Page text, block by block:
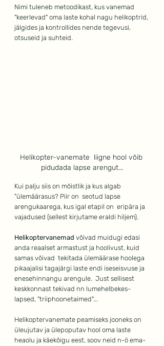
Nimi tuleneb metoodikast, kus vanemad
"keerlevad" oma laste kohal nagu helikoptrid,
jälgides ja kontrollides nende tegevusi,
otsuseid ja suhteid.
Helikopter-vanemate  liigne hool võib
pidudada lapse arengut...
Kui palju siis on mõistlik ja kus algab
"ülemäärasus? Piir on  seotud lapse
arengukaarega, kus igal etapil on  eripära ja
vajadused (sellest kirjutame eraldi hiljem).
Helikoptervanemad võivad muidugi edasi
anda reaalset armastust ja hoolivust, kuid
samas võivad  tekitada ülemäärase hoolega
pikaajalisi tagajärgi laste endi iseseisvuse ja
enesehinnangu arengule.  Just sellisest
keskkonnast tekivad nn lumehelbekes-
lapsed, "triiphoonetaimed"...
Helikoptervanemate peamiseks jooneks on
üleujutav ja ülepoputav hool oma laste
heaolu ja käekõigu eest, soov neid n-ö ema-